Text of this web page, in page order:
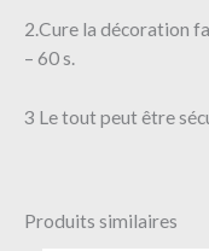
2.Cure la décoration
– 60 s.
3 Le tout peut être
Produits similaires